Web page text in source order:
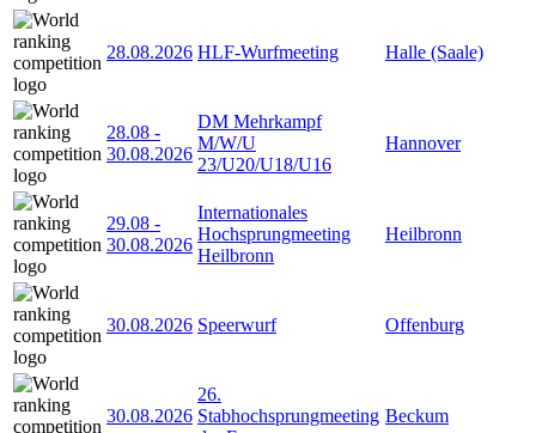
28.08.2026 HLF-Wurfmeeting Halle (Saale)
28.08 -
30.08.2026
DM Mehrkampf
M/W/U
23/U20/U18/U16
Hannover
29.08 -
30.08.2026
Internationales
Hochsprungmeeting
Heilbronn
Heilbronn
30.08.2026 Speerwurf Offenburg
30.08.2026
26.
Stabhochsprungmeeting Beckum